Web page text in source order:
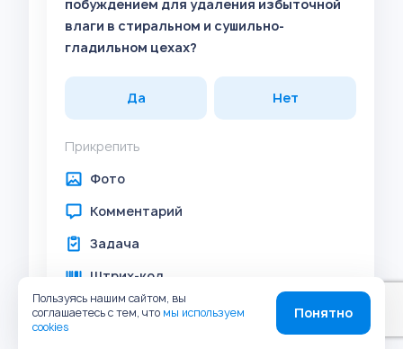
побуждением для удаления избыточной
влаги в стиральном и сушильно-
гладильном цехах?
Да Нет
Прикрепить
Фото
Комментарий
Задача
Штрих-код
Геолокация
Пользуясь нашим сайтом, вы
соглашаетесь с тем, что мы используем
cookies
Понятно